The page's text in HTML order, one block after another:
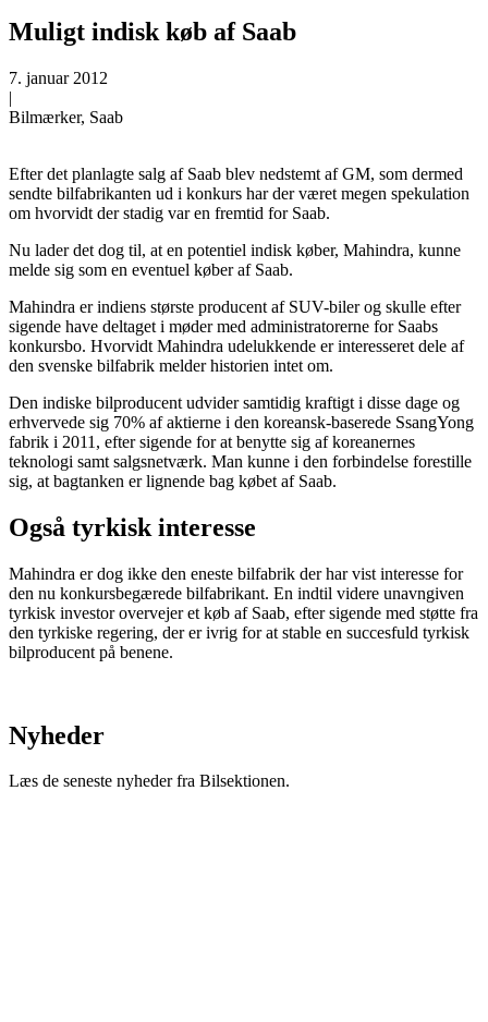
Muligt indisk køb af Saab
7. januar 2012
|
Bilmærker, Saab
Efter det planlagte salg af Saab blev nedstemt af GM, som dermed
sendte bilfabrikanten ud i konkurs har der været megen spekulation
om hvorvidt der stadig var en fremtid for Saab.
Nu lader det dog til, at en potentiel indisk køber, Mahindra, kunne
melde sig som en eventuel køber af Saab.
Mahindra er indiens største producent af SUV-biler og skulle efter
sigende have deltaget i møder med administratorerne for Saabs
konkursbo. Hvorvidt Mahindra udelukkende er interesseret dele af
den svenske bilfabrik melder historien intet om.
Den indiske bilproducent udvider samtidig kraftigt i disse dage og
erhvervede sig 70% af aktierne i den koreansk-baserede SsangYong
fabrik i 2011, efter sigende for at benytte sig af koreanernes
teknologi samt salgsnetværk. Man kunne i den forbindelse forestille
sig, at bagtanken er lignende bag købet af Saab.
Også tyrkisk interesse
Mahindra er dog ikke den eneste bilfabrik der har vist interesse for
den nu konkursbegærede bilfabrikant. En indtil videre unavngiven
tyrkisk investor overvejer et køb af Saab, efter sigende med støtte fra
den tyrkiske regering, der er ivrig for at stable en succesfuld tyrkisk
bilproducent på benene.
Nyheder
Læs de seneste nyheder fra Bilsektionen.